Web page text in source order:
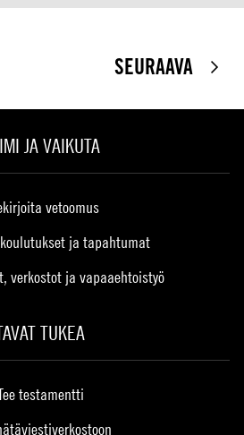
SEURAAVA
JA VAIKUTA
vetoomus
ja tapahtumat
verkostot ja vapaaehtoistyö
TUKEA
testamentti